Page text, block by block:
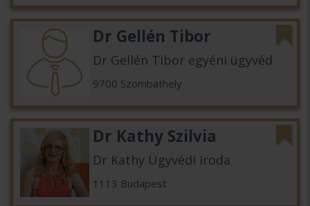
Dr Gellén Tibor
Dr Gellén Tibor egyéni ügyvéd
9700 Szombathely
Dr Kathy Szilvia
Dr Kathy Ügyvédi Iroda
1113 Budapest